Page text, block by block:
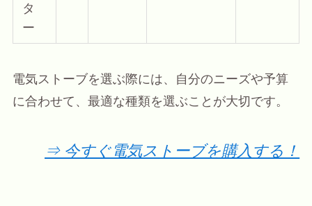
タ
ー
電気ストーブを選ぶ際には、自分のニーズや予算
に合わせて、最適な種類を選ぶことが大切です。
⇒ 今すぐ電気ストーブを購入する！